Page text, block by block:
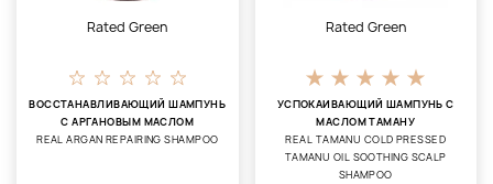
Rated Green
ВОССТАНАВЛИВАЮЩИЙ ШАМПУНЬ
С АРГАНОВЫМ МАСЛОМ
REAL ARGAN REPAIRING SHAMPOO
Rated Green
УСПОКАИВАЮЩИЙ ШАМПУНЬ С
МАСЛОМ ТАМАНУ
REAL TAMANU COLD PRESSED
TAMANU OIL SOOTHING SCALP
SHAMPOO